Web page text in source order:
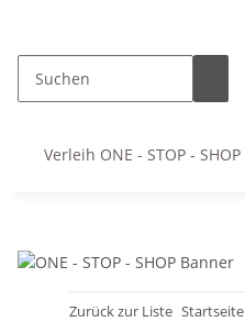
Verleih ONE - STOP - SHOP
Zurück zur Liste Startseite